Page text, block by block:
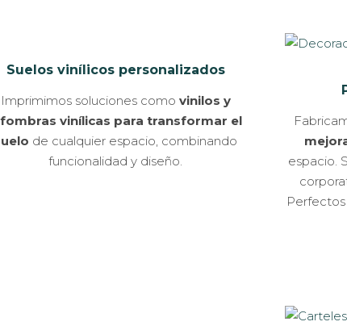
Suelos vinílicos personalizados
Imprimimos soluciones como vinilos y
vinílicas para transformar el
de cualquier espacio, combinando
funcionalidad y diseño.
espacio.